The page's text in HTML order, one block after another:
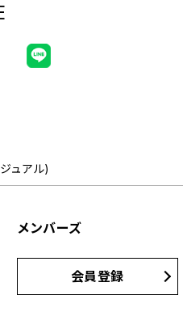
ュアル)
メンバーズ
会員登録